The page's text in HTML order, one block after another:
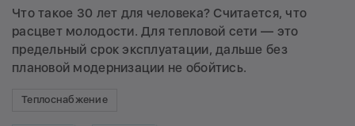
Что такое 30 лет для человека? Считается, что
расцвет молодости. Для тепловой сети — это
предельный срок эксплуатации, дальше без
плановой модернизации не обойтись.
Теплоснабжение